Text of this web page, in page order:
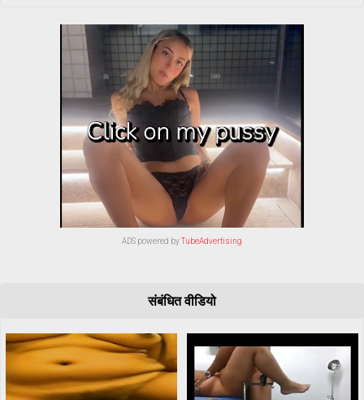
ADS powered byTubeAdvertising
संबंधित वीडियो